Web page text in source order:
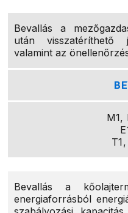
Bevallás a
után visszatéríthető
valamint az
M1,
Bevallás a
energiaforrásból